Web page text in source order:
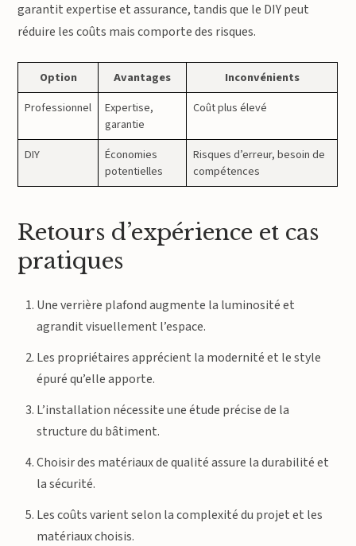
garantit expertise et assurance, tandis que le DIY peut
réduire les coûts mais comporte des risques.
Option Avantages
Inconvénients
Professionnel
Expertise,
garantie
Coût plus élevé
DIY
Économies
potentielles
Risques d’erreur, besoin de
compétences
Retours d’expérience et cas
pratiques
Une verrière plafond augmente la luminosité et
agrandit visuellement l’espace.
Les propriétaires apprécient la modernité et le style
épuré qu’elle apporte.
L’installation nécessite une étude précise de la
structure du bâtiment.
Choisir des matériaux de qualité assure la durabilité et
la sécurité.
Les coûts varient selon la complexité du projet et les
matériaux choisis.